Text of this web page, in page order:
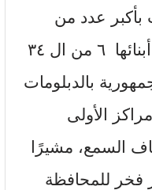
بأكبر عدد من
الطلاب المتفوقين بعد حصد أبنائها ٦ من ال ٣٤
بالدبلومات
الفنية ، و٩ مراكز من ال ١٠ مراكز الأولى
السمع، مشيرًا
فخر للمحافظة